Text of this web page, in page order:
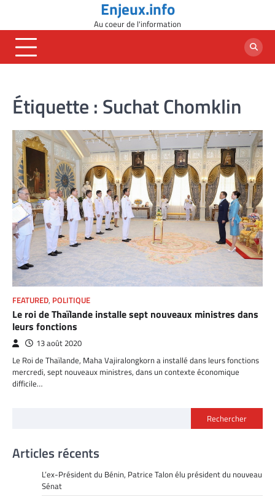
content
Enjeux.info
Au coeur de l'information
Étiquette : Suchat Chomklin
FEATURED, POLITIQUE
Le roi de Thaïlande installe sept nouveaux ministres dans
leurs fonctions
13 août 2020
Le Roi de Thaïlande, Maha Vajiralongkorn a installé dans leurs fonctions
mercredi, sept nouveaux ministres, dans un contexte économique
difficile…
Rechercher
Articles récents
L’ex-Président du Bénin, Patrice Talon élu président du nouveau
Sénat